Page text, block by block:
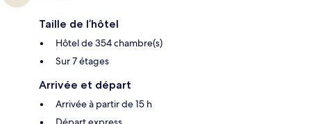
Taille de l’hôtel
Hôtel de 354 chambre(s)
Sur 7 étages
Arrivée et départ
Arrivée à partir de 15 h